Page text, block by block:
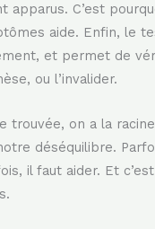
apparus. C’est
aide. Enfin, le
et permet de
ou l’invalider.
trouvée, on a la
déséquilibre.
il faut aider. Et